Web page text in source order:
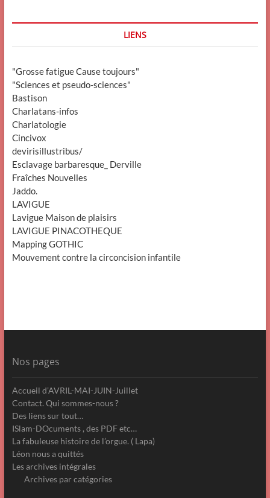
LIENS
"Grosse fatigue Cause toujours"
"Sciences et pseudo-sciences"
Bastison
Charlatans-infos
Charlatologie
Cincivox
devirisillustribus/
Esclavage barbaresque_ Derville
Fraîches Nouvelles
Jaddo.
LAVIGUE
Lavigue Maison de plaisirs
LAVIGUE PINACOTHEQUE
Mapping GOTHIC
Mouvement contre la circoncision infantile
Nos pages
Accueil d’AVRIL-MAI-JUIN-Juillet
Contact. Qui sommes-nous ?
Des liens sur tout…
ISlam-DOcuments , des PDF etc…
La fabuleuse histoire de l’orgue. ( Lapa)
Léon nous a quittés
Les archives intégrales
Archives par catégories